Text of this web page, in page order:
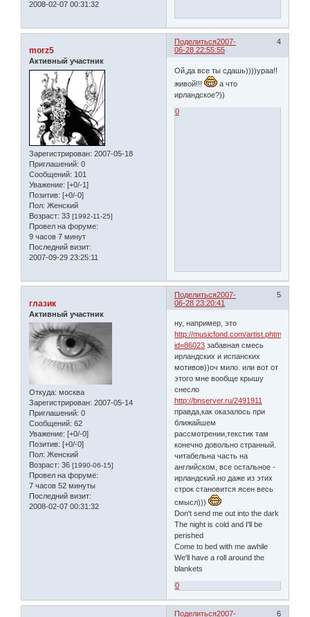
2008-02-07 00:31:32
Поделиться 4
2007-
06-28 22:55:55
morz5
Активный участник
Зарегистрирован: 2007-05-18
Приглашений: 0
Сообщений: 101
Уважение: [+0/-1]
Позитив: [+0/-0]
Пол: Женский
Возраст: 33 [1992-11-25]
Провел на форуме:
9 часов 7 минут
Последний визит:
2007-09-29 23:25:11
Ой,да все ты сдашь))))ураа!!
живой!!!
а что
ирландское?))
0
Поделиться 5
2007-
06-28 23:20:41
глазик
Активный участник
Откуда: москва
Зарегистрирован: 2007-05-14
Приглашений: 0
Сообщений: 62
Уважение: [+0/-0]
Позитив: [+0/-0]
Пол: Женский
Возраст: 36 [1990-06-15]
Провел на форуме:
7 часов 52 минуты
Последний визит:
2008-02-07 00:31:32
ну, например, это
http://musicfond.com/artist.phtml?
id=86023 забавная смесь
ирландских и испанских
мотивов))оч мило. или вот от
этого мне вообще крышу
снесло
http://bnserver.ru/2491911
правда,как оказалось при
ближайшем
рассмотрении,текстик там
конечно довольно странный.
читабельна часть на
английском, все остальное -
ирландский.но даже из этих
строк становится ясен весь
смысл)))
Don't send me out into the dark
The night is cold and I'll be
perished
Come to bed with me awhile
We'll have a roll around the
blankets
0
Поделиться 6
2007-